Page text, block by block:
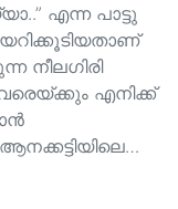
എന്ന പാട്ടു
നീലഗിരി
എനിക്ക്